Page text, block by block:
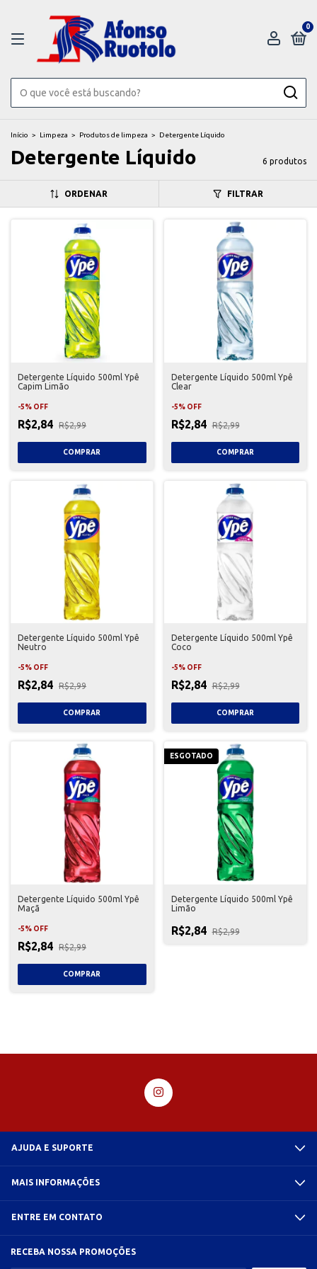
0
Início > Limpeza > Produtos de limpeza > Detergente Líquido
Detergente Líquido 6 produtos
ORDENAR FILTRAR
Detergente Líquido 500ml Ypê
Capim Limão
-5% OFF
R$2,84 R$2,99
Detergente Líquido 500ml Ypê
Clear
-5% OFF
R$2,84 R$2,99
Detergente Líquido 500ml Ypê
Neutro
-5% OFF
R$2,84 R$2,99
Detergente Líquido 500ml Ypê
Coco
-5% OFF
R$2,84 R$2,99
Detergente Líquido 500ml Ypê
Maçã
-5% OFF
R$2,84 R$2,99
ESGOTADO
Detergente Líquido 500ml Ypê
Limão
R$2,84 R$2,99
AJUDA E SUPORTE
MAIS INFORMAÇÕES
ENTRE EM CONTATO
RECEBA NOSSA PROMOÇÕES